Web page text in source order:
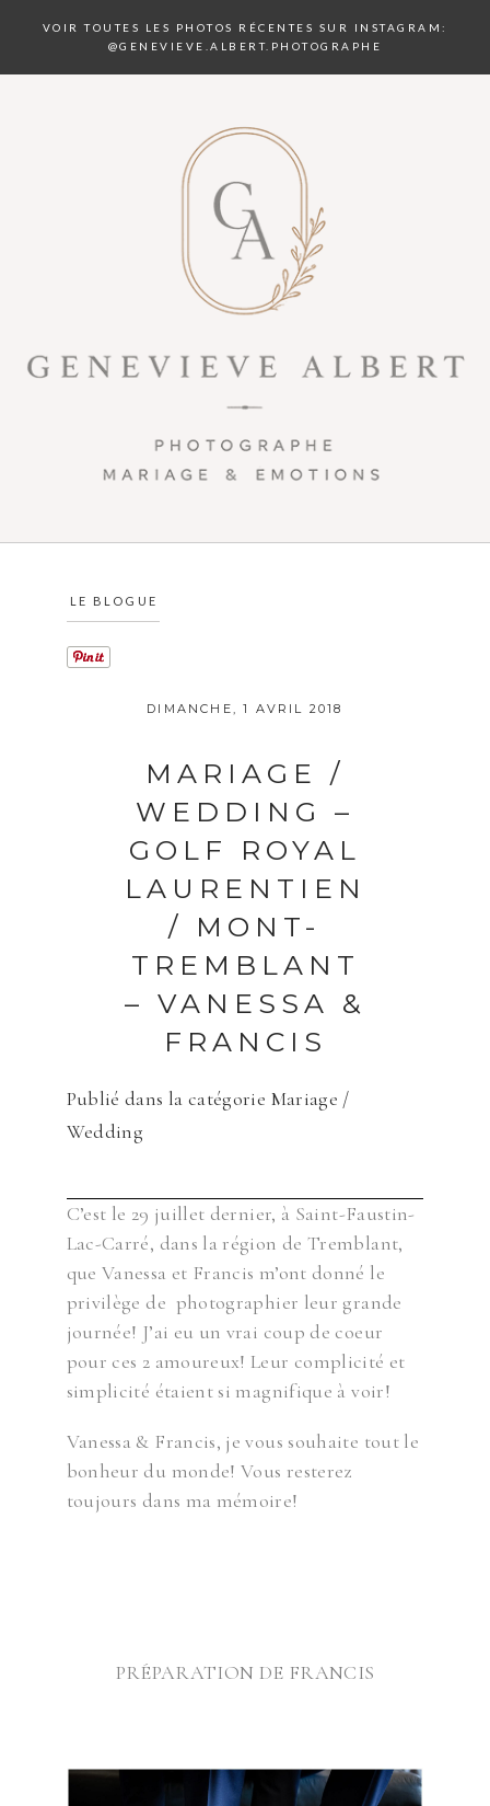
VOIR TOUTES LES PHOTOS RÉCENTES SUR INSTAGRAM:
@GENEVIEVE.ALBERT.PHOTOGRAPHE
LE BLOGUE
DIMANCHE, 1 AVRIL 2018
MARIAGE /
WEDDING –
GOLF ROYAL
LAURENTIEN
/ MONT-
TREMBLANT
– VANESSA &
FRANCIS
Publié dans la catégorie Mariage /
Wedding
C’est le 29 juillet dernier, à Saint-Faustin-
Lac-Carré, dans la région de Tremblant,
que Vanessa et Francis m’ont donné le
privilège de photographier leur grande
journée! J’ai eu un vrai coup de coeur
pour ces 2 amoureux! Leur complicité et
simplicité étaient si magnifique à voir!
Vanessa & Francis, je vous souhaite tout le
bonheur du monde! Vous resterez
toujours dans ma mémoire!
PRÉPARATION DE FRANCIS